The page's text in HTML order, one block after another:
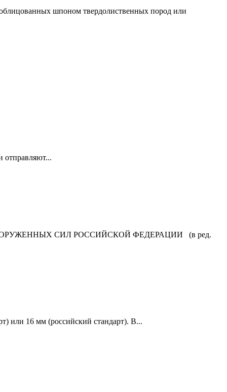
шпоном твердолиственных пород или
отправляют...
СИЛ РОССИЙСКОЙ ФЕДЕРАЦИИ (в ред.
или 16 мм (российский стандарт). В...